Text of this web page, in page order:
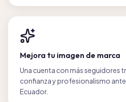
Mejora tu imagen de marca
Una cuenta con más seguidores
confianza y profesionalismo
Ecuador.